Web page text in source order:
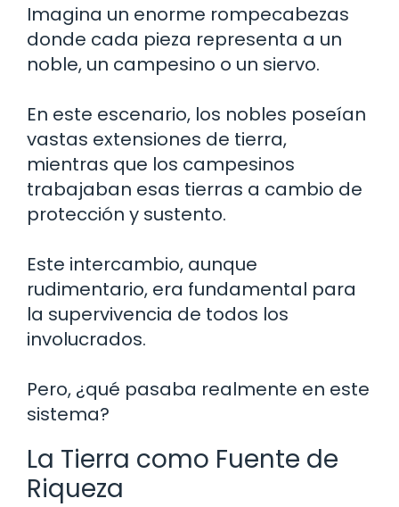
Imagina un enorme rompecabezas
donde cada pieza representa a un
noble, un campesino o un siervo.
En este escenario, los nobles poseían
vastas extensiones de tierra,
mientras que los campesinos
trabajaban esas tierras a cambio de
protección y sustento.
Este intercambio, aunque
rudimentario, era fundamental para
la supervivencia de todos los
involucrados.
Pero, ¿qué pasaba realmente en este
sistema?
La Tierra como Fuente de
Riqueza